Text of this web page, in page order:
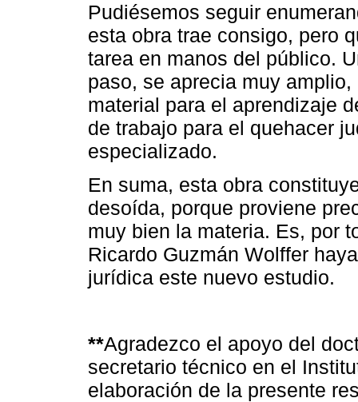
Pudiésemos seguir
esta obra trae consigo, pero
tarea en manos del público.
paso, se aprecia muy
material para el aprendizaje
de trabajo para el quehacer
especializado.
En suma, esta obra
desoída, porque proviene
muy bien la materia. Es, por
Ricardo Guzmán Wolffer
jurídica este nuevo estudio.
**Agradezco el apoyo del
secretario técnico en el
elaboración de la presente